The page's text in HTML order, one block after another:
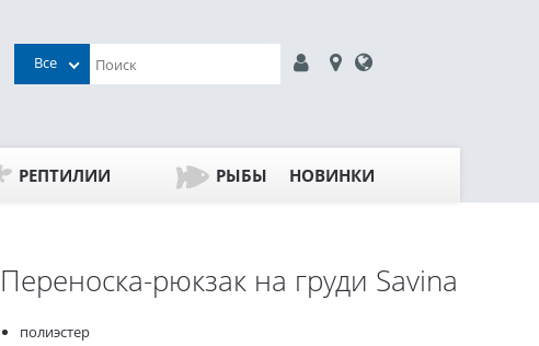
Все
РЕПТИЛИИ РЫБЫ НОВИНКИ
Переноска-рюкзак на груди Savina
полиэстер